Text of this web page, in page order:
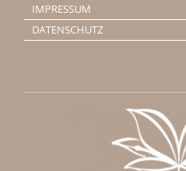
IMPRESSUM
DATENSCHUTZ